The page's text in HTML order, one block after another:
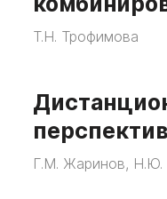
Т.Н. Трофимова
Г.М. Жаринов, Н.Ю.